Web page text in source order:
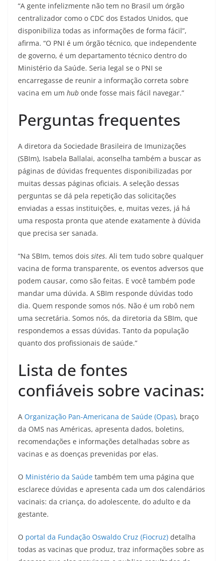
“A gente infelizmente não tem no Brasil um órgão
centralizador como o CDC dos Estados Unidos, que
disponibiliza todas as informações de forma fácil”,
afirma. “O PNI é um órgão técnico, que independente
de governo, é um departamento técnico dentro do
Ministério da Saúde. Seria legal se o PNI se
encarregasse de reunir a informação correta sobre
vacina em um hub onde fosse mais fácil navegar.”
Perguntas frequentes
A diretora da Sociedade Brasileira de Imunizações
(SBIm), Isabela Ballalai, aconselha também a buscar as
páginas de dúvidas frequentes disponibilizadas por
muitas dessas páginas oficiais. A seleção dessas
perguntas se dá pela repetição das solicitações
enviadas a essas instituições, e, muitas vezes, já há
uma resposta pronta que atende exatamente à dúvida
que precisa ser sanada.
“Na SBIm, temos dois sites. Ali tem tudo sobre qualquer
vacina de forma transparente, os eventos adversos que
podem causar, como são feitas. E você também pode
mandar uma dúvida. A SBIm responde dúvidas todo
dia. Quem responde somos nós. Não é um robô nem
uma secretária. Somos nós, da diretoria da SBIm, que
respondemos a essas dúvidas. Tanto da população
quanto dos profissionais de saúde.”
Lista de fontes
confiáveis sobre vacinas:
A Organização Pan-Americana de Saúde (Opas), braço
da OMS nas Américas, apresenta dados, boletins,
recomendações e informações detalhadas sobre as
vacinas e as doenças prevenidas por elas.
O Ministério da Saúde também tem uma página que
esclarece dúvidas e apresenta cada um dos calendários
vacinais: da criança, do adolescente, do adulto e da
gestante.
O portal da Fundação Oswaldo Cruz (Fiocruz) detalha
todas as vacinas que produz, traz informações sobre as